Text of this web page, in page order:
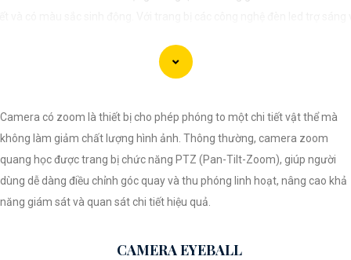
ghi lại, tăng cường sự an toàn cho gia đình và tài sản của bạn. Sau
camera wifi quan sát ban đêm có màu chất lượng mà giá rẻ dành
Camera có zoom là thiết bị cho phép phóng to một chi tiết vật thể mà
không làm giảm chất lượng hình ảnh. Thông thường, camera zoom
quang học được trang bị chức năng PTZ (Pan-Tilt-Zoom), giúp người
dùng dễ dàng điều chỉnh góc quay và thu phóng linh hoạt, nâng cao khả
năng giám sát và quan sát chi tiết hiệu quả.
CAMERA EYEBALL